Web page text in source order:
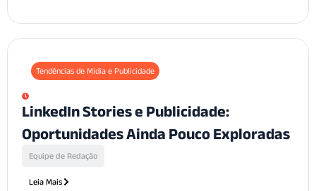
Tendências de Mídia e Publicidade
LinkedIn Stories e Publicidade:
Oportunidades Ainda Pouco Exploradas
Equipe de Redação
Leia Mais